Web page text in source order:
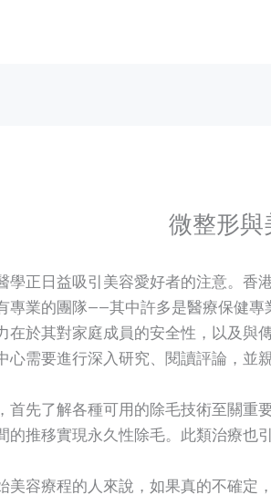
微整形與
學正日益吸引美容愛好者的注意。
專業的團隊——其中許多是醫療保健
在於其對家庭成員的安全性，以及與
心需要進行深入研究、閱讀評論，並
首先了解各種可用的除毛技術至關
的推移實現永久性除毛。此類治療也
美容療程的人來說，如果真的不確定